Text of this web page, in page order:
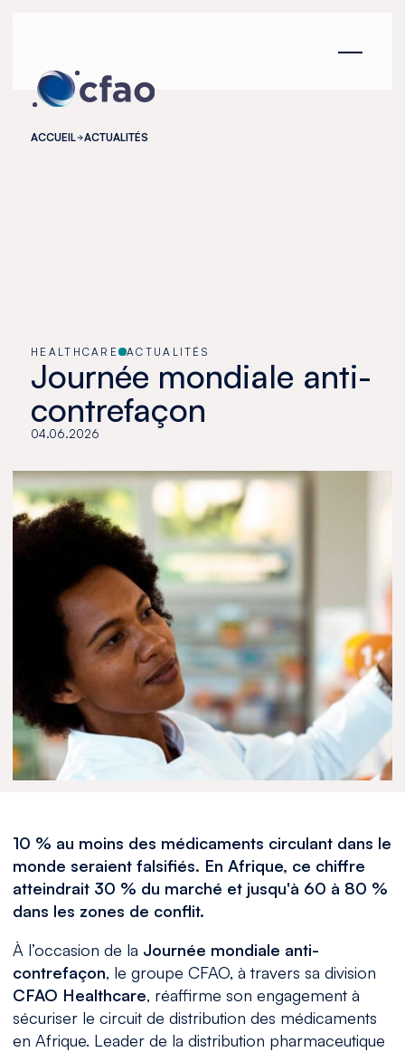
ACCUEIL ACTUALITÉS
HEALTHCARE ACTUALITÉS
Journée mondiale anti-
contrefaçon
04.06.2026
10 % au moins des médicaments circulant dans le
monde seraient falsifiés. En Afrique, ce chiffre
atteindrait 30 % du marché et jusqu'à 60 à 80 %
dans les zones de conflit.
À l’occasion de la Journée mondiale anti-
contrefaçon, le groupe CFAO, à travers sa division
CFAO Healthcare, réaffirme son engagement à
sécuriser le circuit de distribution des médicaments
en Afrique. Leader de la distribution pharmaceutique